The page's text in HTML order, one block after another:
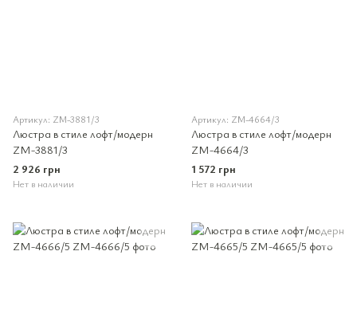
Артикул: ZM-3881/3
Люстра в стиле лофт/модерн
ZM-3881/3
2 926 грн
Нет в наличии
Артикул: ZM-4664/3
Люстра в стиле лофт/модерн
ZM-4664/3
1 572 грн
Нет в наличии